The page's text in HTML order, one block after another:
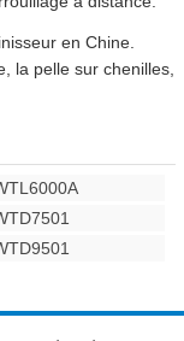
en Chine.
la pelle sur chenilles,